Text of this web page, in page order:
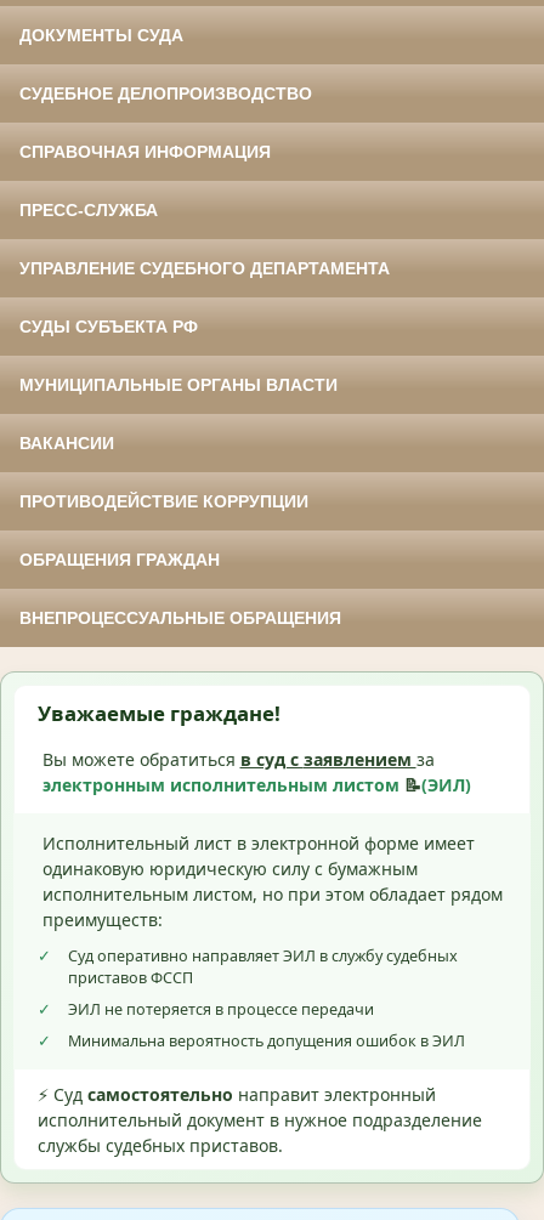
ДОКУМЕНТЫ СУДА
СУДЕБНОЕ ДЕЛОПРОИЗВОДСТВО
СПРАВОЧНАЯ ИНФОРМАЦИЯ
ПРЕСС-СЛУЖБА
УПРАВЛЕНИЕ СУДЕБНОГО ДЕПАРТАМЕНТА
СУДЫ СУБЪЕКТА РФ
МУНИЦИПАЛЬНЫЕ ОРГАНЫ ВЛАСТИ
ВАКАНСИИ
ПРОТИВОДЕЙСТВИЕ КОРРУПЦИИ
ОБРАЩЕНИЯ ГРАЖДАН
ВНЕПРОЦЕССУАЛЬНЫЕ ОБРАЩЕНИЯ
Уважаемые граждане!
Вы можете обратиться в суд с заявлением за
электронным исполнительным листом 📝(ЭИЛ)
Исполнительный лист в электронной форме имеет
одинаковую юридическую силу с бумажным
исполнительным листом, но при этом обладает рядом
преимуществ:
✓
Суд оперативно направляет ЭИЛ в службу судебных
приставов ФССП
✓
ЭИЛ не потеряется в процессе передачи
✓
Минимальна вероятность допущения ошибок в ЭИЛ
⚡ Суд самостоятельно направит электронный
исполнительный документ в нужное подразделение
службы судебных приставов.